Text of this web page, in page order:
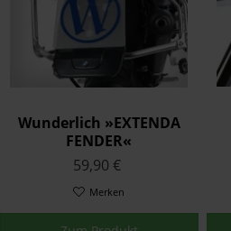
Wunderlich »EXTENDA
FENDER«
Hinterradabdeckung -
BMW-Emblem - schwarz
59,90 €
Merken